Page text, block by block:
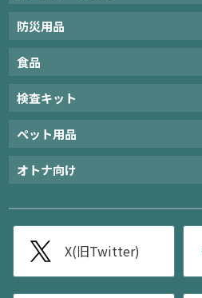
防災用品
食品
検査キット
ペット用品
オトナ向け
X(旧Twitter)